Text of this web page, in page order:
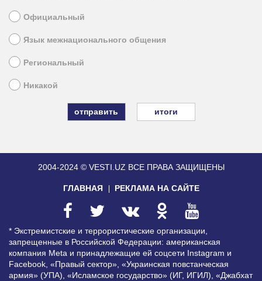
Официальный
Язык межнационального общения
Региональный
Никакой
итоги
2004-2024 © VESTI.UZ ВСЕ ПРАВА ЗАЩИЩЕНЫ
ГЛАВНАЯ РЕКЛАМА НА САЙТЕ
* Экстремистские и террористические организации,
запрещенные в Российской Федерации: американская
компания Meta и принадлежащие ей соцсети Instagram и
Facebook, «Правый сектор», «Украинская повстанческая
армия» (УПА), «Исламское государство» (ИГ, ИГИЛ), «Джабхат